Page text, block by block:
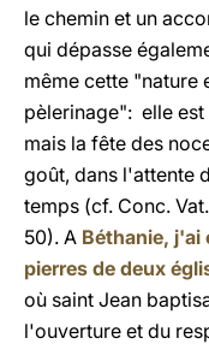
le chemin et un
qui dépasse
même cette "nature
pèlerinage": elle est
mais la fête des
goût, dans l'attente
temps (cf. Conc.
50). A Béthanie, j'ai
pierres de deux
où saint Jean
l'ouverture et du